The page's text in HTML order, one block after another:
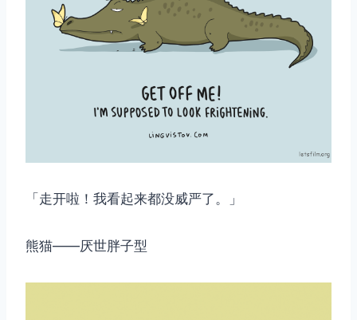
「走开啦！我看起来都没威严了。」
熊猫——厌世胖子型